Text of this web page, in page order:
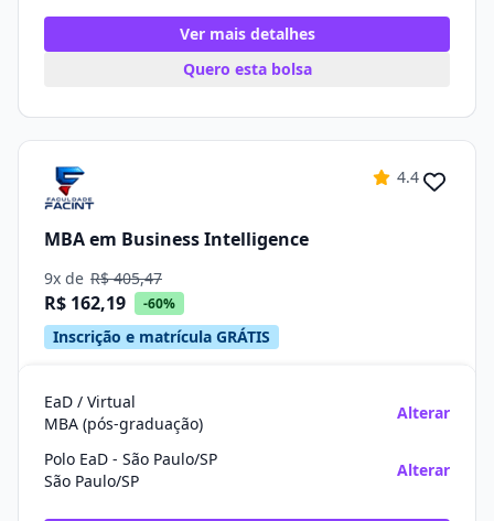
Ver mais detalhes
Quero esta bolsa
4.4
MBA em Business Intelligence
9x de R$ 405,47
R$ 162,19 -60%
Inscrição e matrícula GRÁTIS
EaD / Virtual
MBA (pós-graduação)
Alterar
Polo EaD - São Paulo/SP
São Paulo/SP
Alterar